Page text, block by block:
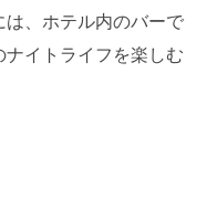
、ホテル内のバーで
ナイトライフを楽しむ